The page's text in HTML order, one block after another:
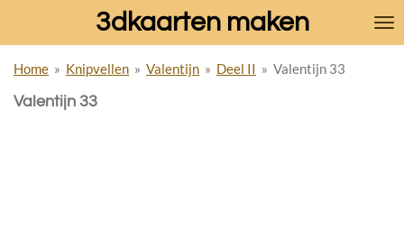
de
hoofdinhoud
3dkaarten maken
Home » Knipvellen » Valentijn » Deel II » Valentijn 33
Valentijn 33